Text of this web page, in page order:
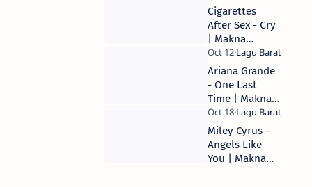
Cigarettes
After Sex - Cry
| Makna
Terjemahan
Arti Lirik Lagu
Ariana Grande
- One Last
Time | Makna
Terjemahan
Arti Lirik Lagu
Miley Cyrus -
Angels Like
You | Makna